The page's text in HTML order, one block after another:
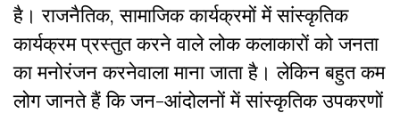
है। राजनैतिक, सामाजिक कार्यक्रमों में सांस्कृतिक
कार्यक्रम प्रस्तुत करने वाले लोक कलाकारों को जनता
का मनोरंजन करनेवाला माना जाता है। लेकिन बहुत कम
लोग जानते हैं कि जन-आंदोलनों में सांस्कृतिक उपकरणों